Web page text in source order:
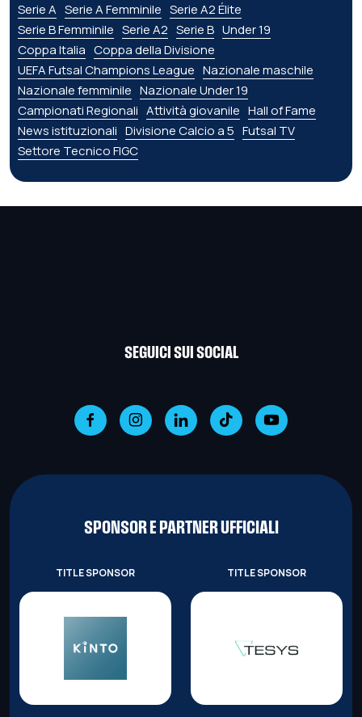
Serie A Serie A Femminile Serie A2 Élite
Serie B Femminile Serie A2 Serie B Under 19
Coppa Italia Coppa della Divisione
UEFA Futsal Champions League Nazionale maschile
Nazionale femminile Nazionale Under 19
Campionati Regionali Attività giovanile Hall of Fame
News istituzionali Divisione Calcio a 5 Futsal TV
Settore Tecnico FIGC
SEGUICI SUI SOCIAL
SPONSOR E PARTNER UFFICIALI
TITLE SPONSOR TITLE SPONSOR